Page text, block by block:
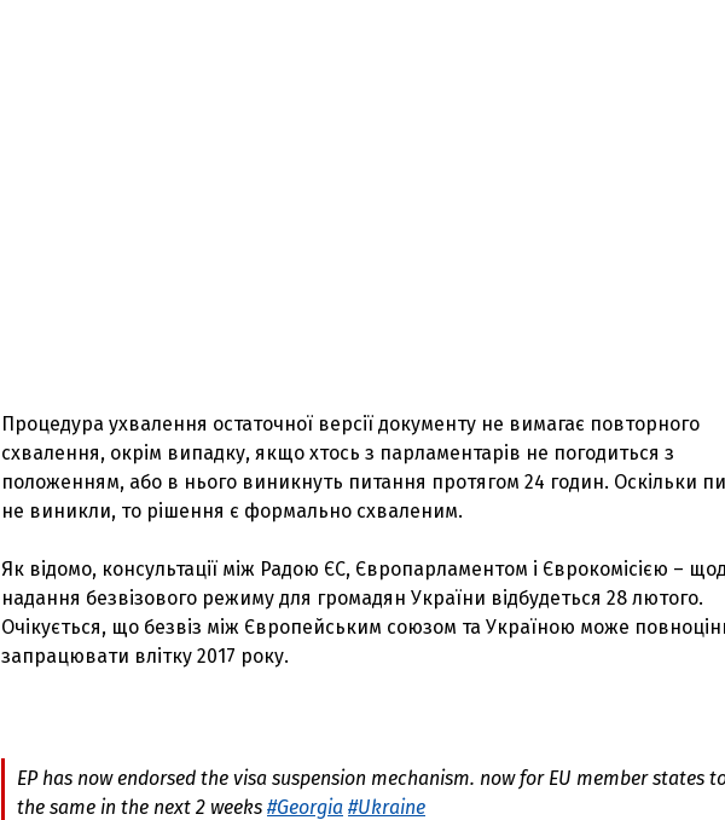
Процедура ухвалення остаточної версії документу не вимагає повторного
схвалення, окрім випадку, якщо хтось з парламентарів не погодиться з
положенням, або в нього виникнуть питання протягом 24 годин. Оскільки
не виникли, то рішення є формально схваленим.
Як відомо, консультації між Радою ЄС, Європарламентом і Єврокомісією –
надання безвізового режиму для громадян України відбудеться 28 лютого.
Очікується, що безвіз між Європейським союзом та Україною може
запрацювати влітку 2017 року.
EP has now endorsed the visa suspension mechanism. now for EU member states
the same in the next 2 weeks #Georgia #Ukraine